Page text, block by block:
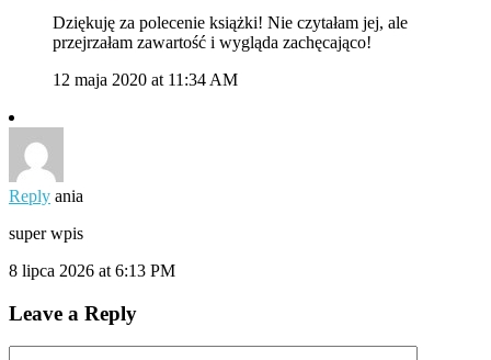
Dziękuję za polecenie książki! Nie czytałam jej, ale
przejrzałam zawartość i wygląda zachęcająco!
12 maja 2020 at 11:34 AM
Reply ania
super wpis
8 lipca 2026 at 6:13 PM
Leave a Reply